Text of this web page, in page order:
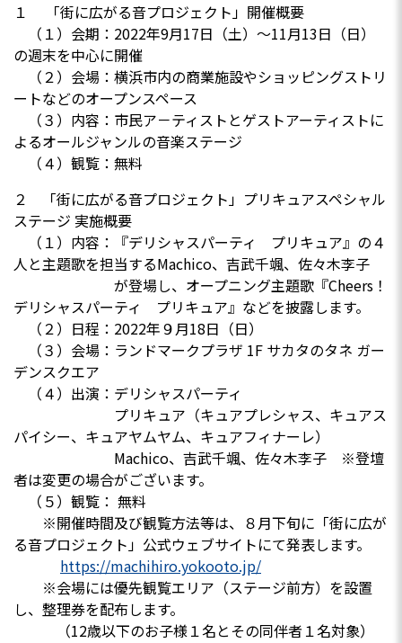
１ 「街に広がる音プロジェクト」開催概要
（１）会期：2022年9月17日（土）～11月13日（日）
の週末を中心に開催
（２）会場：横浜市内の商業施設やショッピングストリ
ートなどのオープンスペース
（３）内容：市民ア－ティストとゲストアーティストに
よるオールジャンルの音楽ステージ
（４）観覧：無料
２ 「街に広がる音プロジェクト」プリキュアスペシャル
ステージ 実施概要
（１）内容：『デリシャスパーティ プリキュア』の４
人と主題歌を担当するMachico、吉武千颯、佐々木李子
が登場し、オープニング主題歌『Cheers！
デリシャスパーティ プリキュア』などを披露します。
（２）日程：2022年９月18日（日）
（３）会場：ランドマークプラザ 1F サカタのタネ ガー
デンスクエア
（４）出演：デリシャスパーティ
プリキュア（キュアプレシャス、キュアス
パイシー、キュアヤムヤム、キュアフィナーレ）
Machico、吉武千颯、佐々木李子 ※登壇
者は変更の場合がございます。
（５）観覧： 無料
※開催時間及び観覧方法等は、８月下旬に「街に広が
る音プロジェクト」公式ウェブサイトにて発表します。
https://machihiro.yokooto.jp/
※会場には優先観覧エリア（ステージ前方）を設置
し、整理券を配布します。
（12歳以下のお子様１名とその同伴者１名対象）